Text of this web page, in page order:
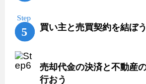
買い主と売買契約を結ぼう
売却代金の決済と不動産
行おう